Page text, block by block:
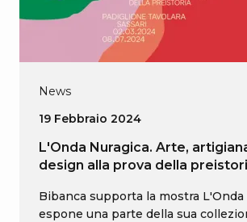
News
19 Febbraio 2024
L'Onda Nuragica. Arte,
design alla prova della
Bibanca supporta la mostra L'Onda
espone una parte della sua